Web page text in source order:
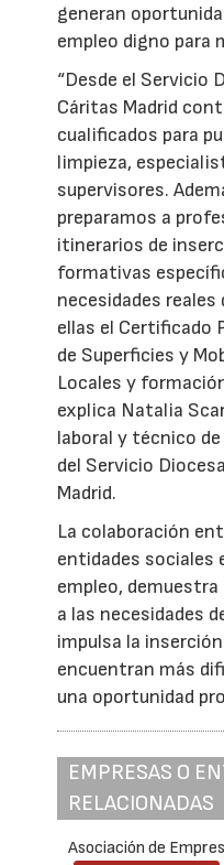
generan
empleo digno para
“Desde el Servicio
Cáritas Madrid
cualificados para
limpieza,
supervisores.
preparamos a
itinerarios de
formativas
necesidades
ellas el Certificado
de Superficies y
Locales y
explica Natalia
laboral y técnico
del Servicio
Madrid.
La colaboración
entidades sociales
empleo, demuestra
a las necesidades
impulsa la
encuentran más
una oportunidad
EMPRESAS O
RELACIONADAS
Asociación de